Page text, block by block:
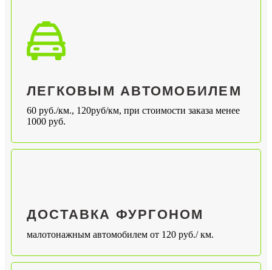
ЛЕГКОВЫМ АВТОМОБИЛЕМ
60 руб./км., 120руб/км, при стоимости заказа менее
1000 руб.
ДОСТАВКА ФУРГОНОМ
малотонажным автомобилем от 120 руб./ км.